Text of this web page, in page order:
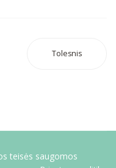
Tolesnis
teisės saugomos